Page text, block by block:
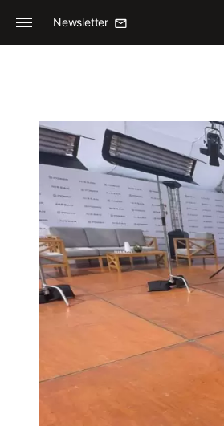
Newsletter